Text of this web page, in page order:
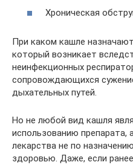
Хроническая
При каком кашле
который возникает
неинфекционных
сопровождающихся
дыхательных путей.
Но не любой вид кашля
использованию препарата,
лекарства не по
здоровью. Даже, если